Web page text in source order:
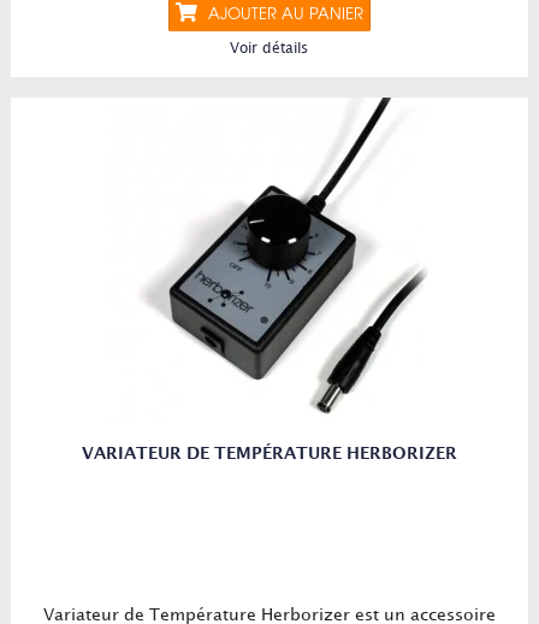
AJOUTER AU PANIER
Voir détails
VARIATEUR DE TEMPÉRATURE HERBORIZER
Variateur de Température Herborizer est un accessoire